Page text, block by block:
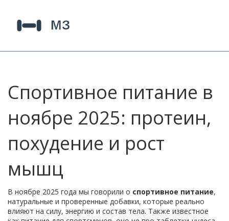
Спортивное питание в
ноябре 2025: протеин,
похудение и рост
мышц
В ноябре 2025 года мы говорили о спортивное питание,
натуральные и проверенные добавки, которые реально
влияют на силу, энергию и состав тела. Также известное